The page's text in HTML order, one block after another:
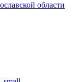
области